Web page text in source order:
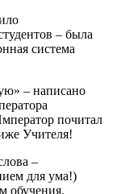
– была
система
– написано
почитал
Учителя!
–
для ума!)
обучения.